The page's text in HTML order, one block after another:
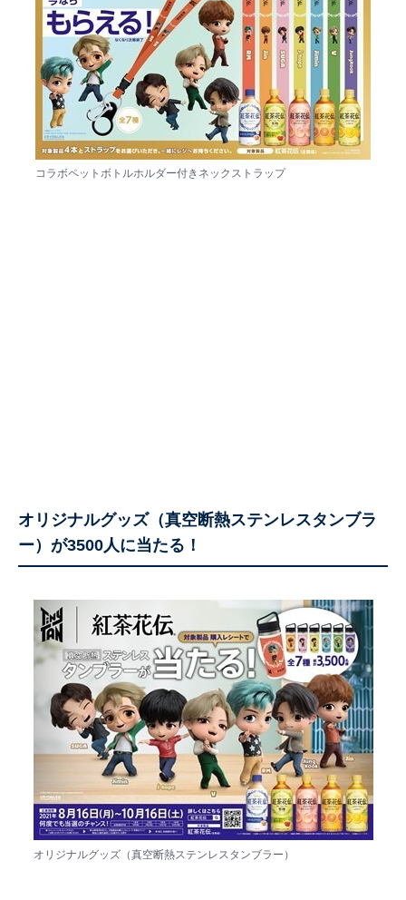
コラボペットボトルホルダー付きネックストラップ
オリジナルグッズ（真空断熱ステンレスタンブラ
ー）が3500人に当たる！
オリジナルグッズ（真空断熱ステンレスタンブラー）